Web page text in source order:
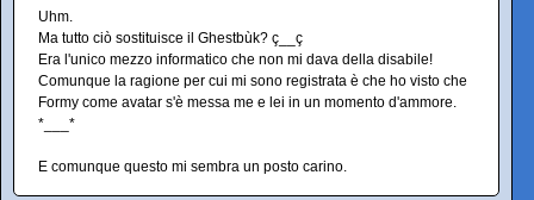
Uhm.
Ma tutto ciò sostituisce il Ghestbùk? ç__ç
Era l'unico mezzo informatico che non mi dava della disabile!
Comunque la ragione per cui mi sono registrata è che ho visto che
Formy come avatar s'è messa me e lei in un momento d'ammore.
*___*
E comunque questo mi sembra un posto carino.